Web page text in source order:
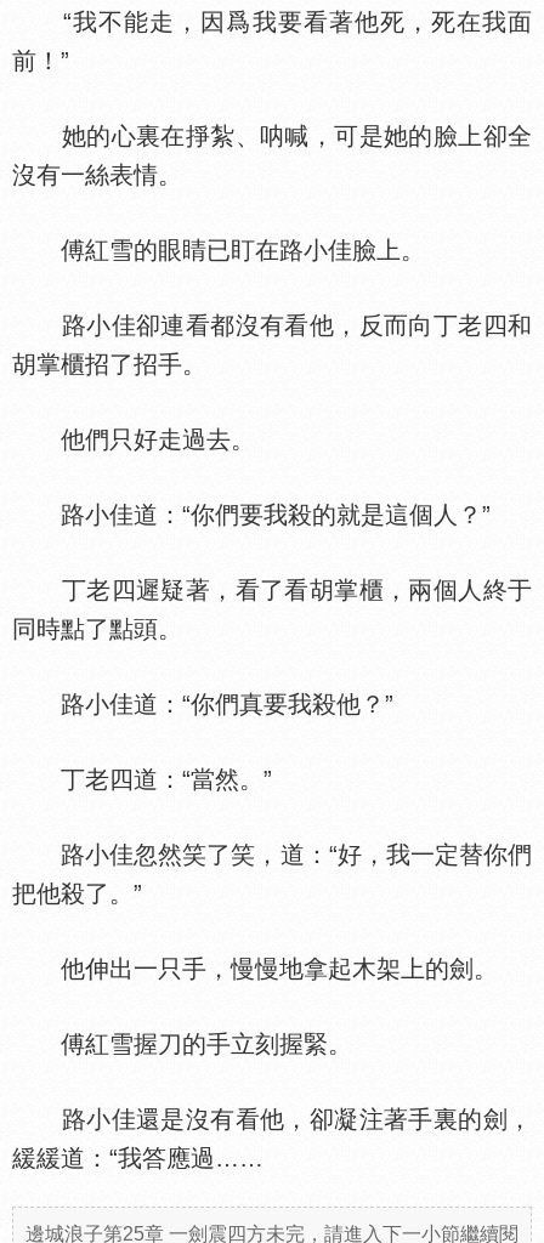
“我不能走，因爲我要看著他死，死在我面
前！”
她的心裏在掙紮、呐喊，可是她的臉上卻全
沒有一絲表情。
傅紅雪的眼睛已盯在路小佳臉上。
路小佳卻連看都沒有看他，反而向丁老四和
胡掌櫃招了招手。
他們只好走過去。
路小佳道：“你們要我殺的就是這個人？”
丁老四遲疑著，看了看胡掌櫃，兩個人終于
同時點了點頭。
路小佳道：“你們真要我殺他？”
丁老四道：“當然。”
路小佳忽然笑了笑，道：“好，我一定替你們
把他殺了。”
他伸出一只手，慢慢地拿起木架上的劍。
傅紅雪握刀的手立刻握緊。
路小佳還是沒有看他，卻凝注著手裏的劍，
緩緩道：“我答應過……
邊城浪子第25章 一劍震四方未完，請進入下一小節繼續閱